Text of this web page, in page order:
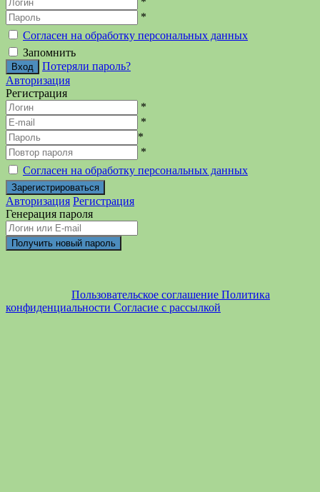
*
Согласен на обработку персональных данных
Запомнить
Потеряли пароль?
Авторизация
Регистрация
*
*
*
*
Согласен на обработку персональных данных
Авторизация Регистрация
Генерация пароля
Пользовательское соглашение Политика
конфиденциальности Согласие с рассылкой